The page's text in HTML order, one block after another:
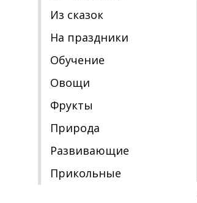
Из сказок
На праздники
Обучение
Овощи
Фрукты
Природа
Развивающие
Прикольные